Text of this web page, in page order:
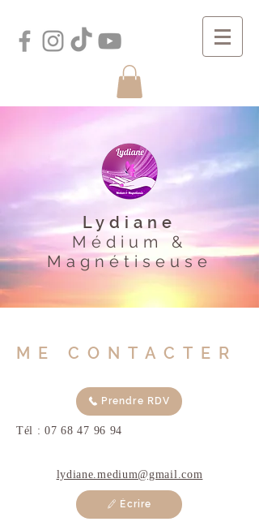
Lydiane
Médium &
Magnétiseuse
ME CONTACTER
Prendre RDV
Tél :07 68 47 96 94
lydiane.medium@gmail.com
Écrire